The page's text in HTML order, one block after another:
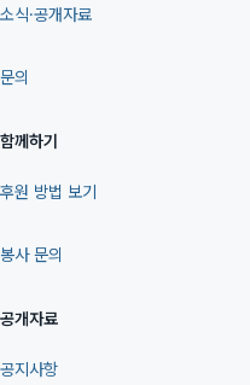
소식·공개자료
문의
함께하기
후원 방법 보기
봉사 문의
공개자료
공지사항